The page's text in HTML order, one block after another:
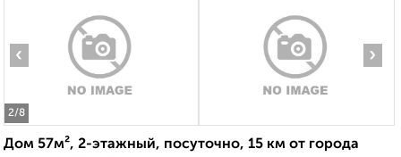
2/8
‹ ›
Дом 57м², 2-этажный, посуточно, 15 км от города